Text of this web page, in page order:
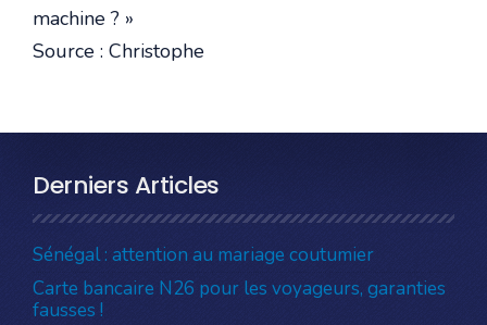
machine ? »
Source : Christophe
Derniers Articles
Sénégal : attention au mariage coutumier
Carte bancaire N26 pour les voyageurs, garanties
fausses !